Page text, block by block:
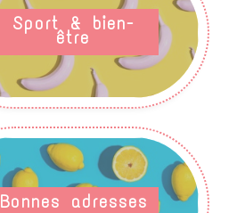
Sport & bien-
être
Bonnes adresses